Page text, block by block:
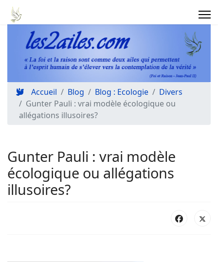
Accueil Blog Blog : Ecologie
Divers
Gunter Pauli : vrai modèle écologique ou
allégations illusoires?
Gunter Pauli : vrai modèle
écologique ou allégations
illusoires?